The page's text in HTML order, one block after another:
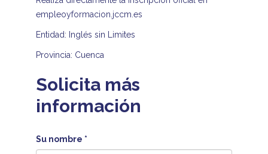
empleoyformacion.jccm.es
Entidad: Inglés sin Limites
Provincia: Cuenca
Solicita más
información
Su nombre *